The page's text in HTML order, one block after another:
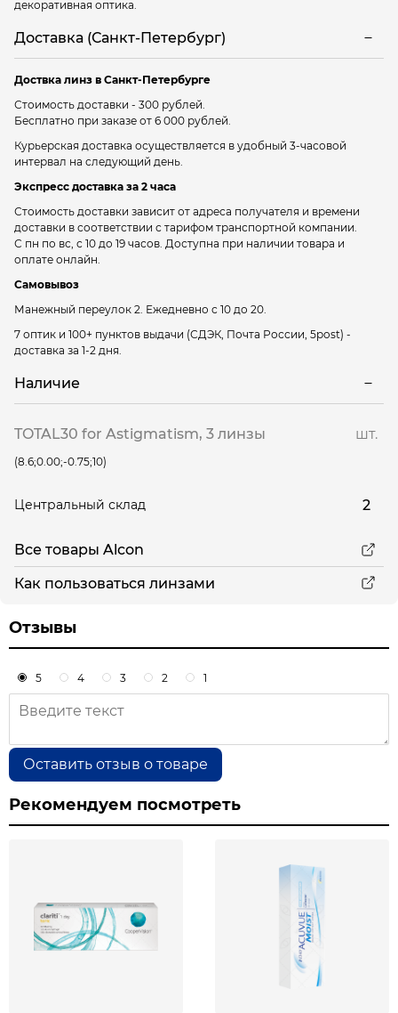
декоративная оптика.
Доставка (Санкт-Петербург)
Доствка линз в Санкт-Петербурге
Стоимость доставки - 300 рублей.
Бесплатно при заказе от 6 000 рублей.
Курьерская доставка осуществляется в удобный 3-часовой
интервал на следующий день.
Экспресс доставка за 2 часа
Стоимость доставки зависит от адреса получателя и времени
доставки в соответствии с тарифом транспортной компании.
С пн по вс, с 10 до 19 часов. Доступна при наличии товара и
оплате онлайн.
Самовывоз
Манежный переулок 2. Ежедневно с 10 до 20.
7 оптик и 100+ пунктов выдачи (СДЭК, Почта России, 5post) -
доставка за 1-2 дня.
Наличие
TOTAL30 for Astigmatism, 3 линзы шт.
(8.6;0.00;-0.75;10)
Центральный склад 2
Все товары Alcon
Как пользоваться линзами
Отзывы
5 4 3 2 1
Оставить отзыв о товаре
Рекомендуем посмотреть